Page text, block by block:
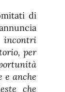
di
per
e anche
che